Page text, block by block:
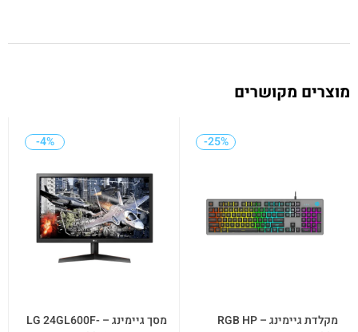
מוצרים מקושרים
-25%
מקלדת גיימינג – RGB HP
-4%
מסך גיימינג – LG 24GL600F-